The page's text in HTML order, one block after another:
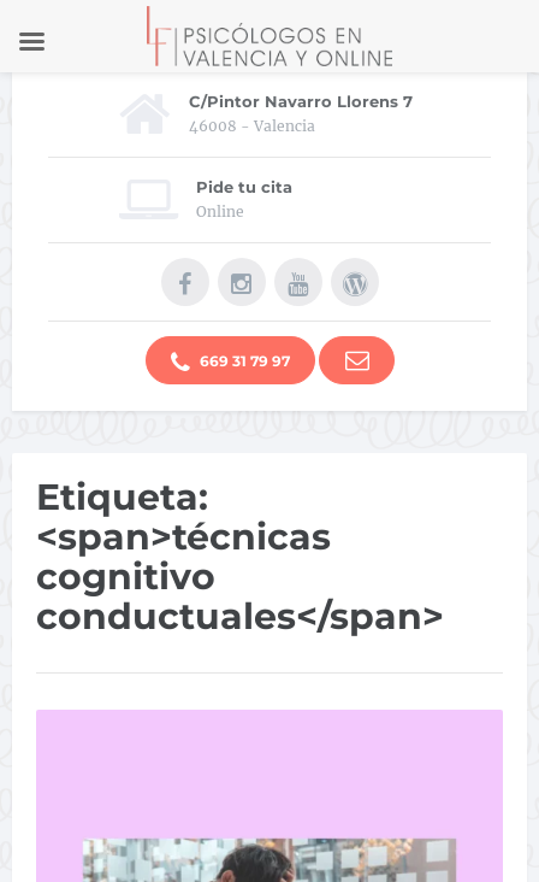
C/Pintor Navarro Llorens 7
46008 - Valencia
Pide tu cita
Online
669 31 79 97
Etiqueta:
<span>técnicas
cognitivo
conductuales</span>